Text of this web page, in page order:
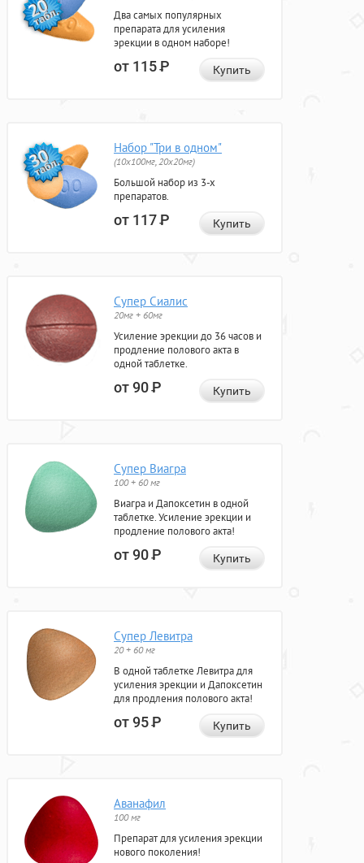
Два самых популярных
препарата для усиления
эрекции в одном наборе!
от 115Р Купить
Набор "Три в одном"
(10x100мг, 20x20мг)
Большой набор из 3-х
препаратов.
от 117Р Купить
Супер Сиалис
20мг + 60мг
Усиление эрекции до 36 часов и
продление полового акта в
одной таблетке.
от 90Р Купить
Супер Виагра
100 + 60 мг
Виагра и Дапоксетин в одной
таблетке. Усиление эрекции и
продление полового акта!
от 90Р Купить
Супер Левитра
20 + 60 мг
В одной таблетке Левитра для
усиления эрекции и Дапоксетин
для продления полового акта!
от 95Р Купить
Аванафил
100 мг
Препарат для усиления эрекции
нового поколения!